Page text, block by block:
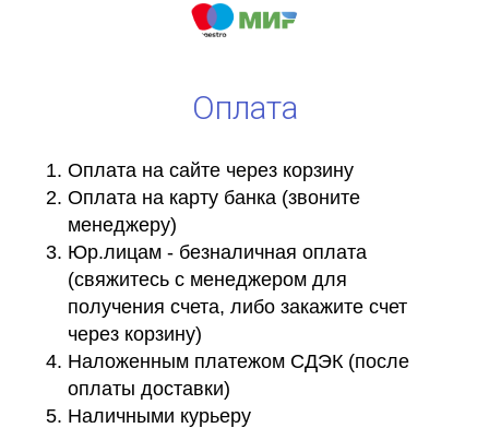
Оплата
Оплата на сайте через корзину
Оплата на карту банка (звоните
менеджеру)
Юр.лицам - безналичная оплата
(свяжитесь с менеджером для
получения счета, либо закажите счет
через корзину)
Наложенным платежом СДЭК (после
оплаты доставки)
Наличными курьеру